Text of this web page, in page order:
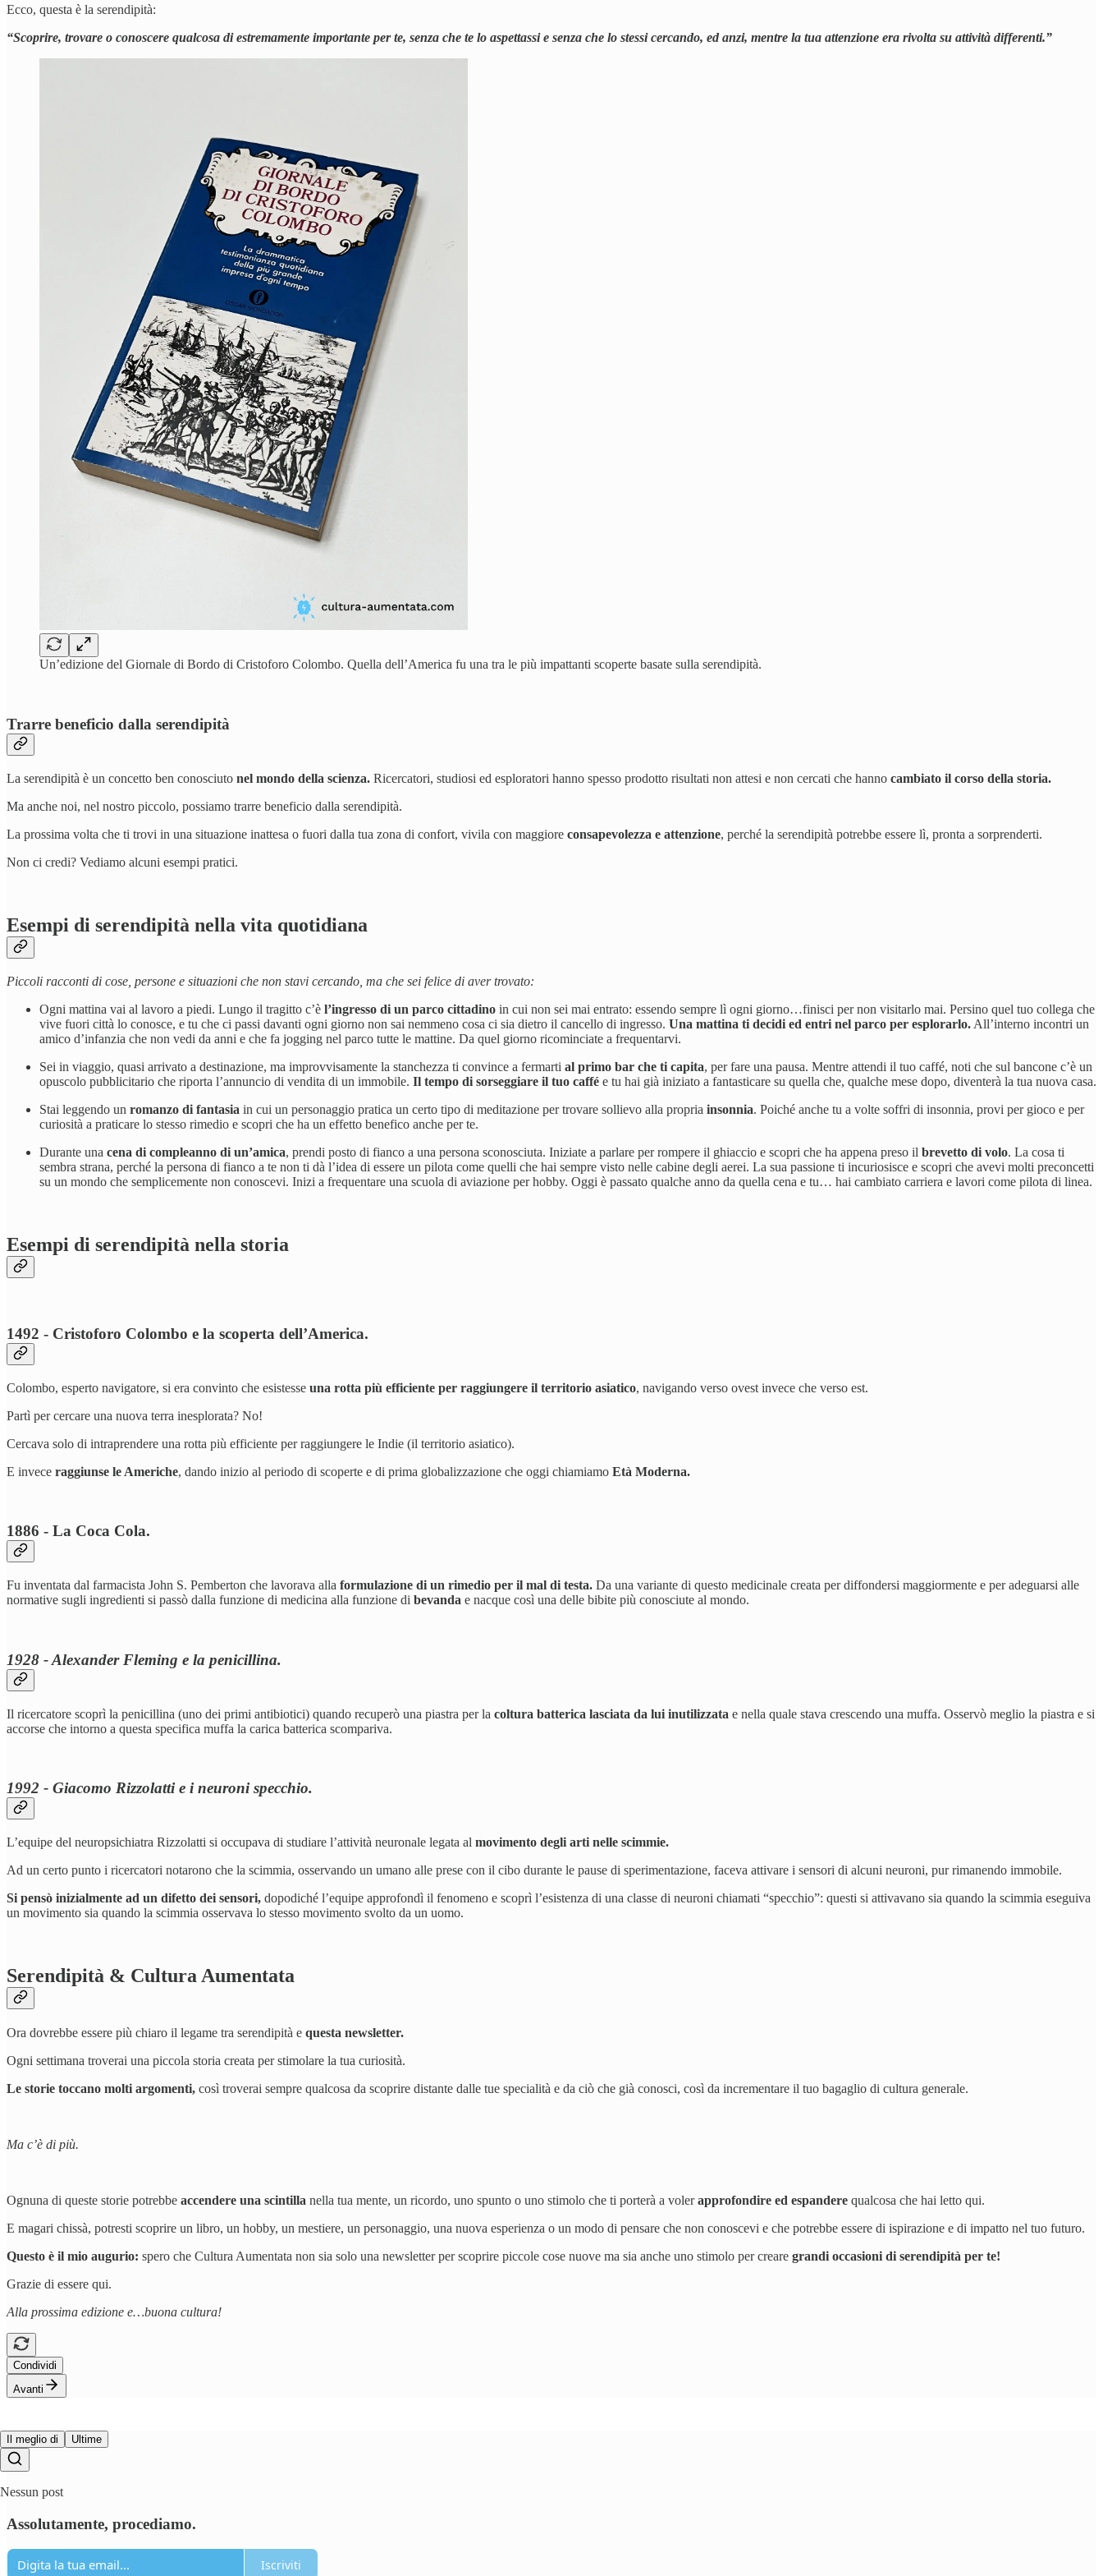
Ecco, questa è la serendipità:
“Scoprire, trovare o conoscere qualcosa di estremamente importante per te, senza che te lo aspettassi e senza che lo stessi cercando, ed anzi, mentre la tua attenzione era rivolta su attività differenti.”
Un’edizione del Giornale di Bordo di Cristoforo Colombo. Quella dell’America fu una tra le più impattanti scoperte basate sulla serendipità.
Trarre beneficio dalla serendipità
La serendipità è un concetto ben conosciuto nel mondo della scienza. Ricercatori, studiosi ed esploratori hanno spesso prodotto risultati non attesi e non cercati che hanno cambiato il corso della storia.
Ma anche noi, nel nostro piccolo, possiamo trarre beneficio dalla serendipità.
La prossima volta che ti trovi in una situazione inattesa o fuori dalla tua zona di confort, vivila con maggiore consapevolezza e attenzione, perché la serendipità potrebbe essere lì, pronta a sorprenderti.
Non ci credi? Vediamo alcuni esempi pratici.
Esempi di serendipità nella vita quotidiana
Piccoli racconti di cose, persone e situazioni che non stavi cercando, ma che sei felice di aver trovato:
Ogni mattina vai al lavoro a piedi. Lungo il tragitto c’è l’ingresso di un parco cittadino in cui non sei mai entrato: essendo sempre lì ogni giorno…finisci per non visitarlo mai. Persino quel tuo collega che
vive fuori città lo conosce, e tu che ci passi davanti ogni giorno non sai nemmeno cosa ci sia dietro il cancello di ingresso. Una mattina ti decidi ed entri nel parco per esplorarlo.All’interno incontri un
amico d’infanzia che non vedi da anni e che fa jogging nel parco tutte le mattine. Da quel giorno ricominciate a frequentarvi.
Sei in viaggio, quasi arrivato a destinazione, ma improvvisamente la stanchezza ti convince a fermarti al primo bar che ti capita, per fare una pausa. Mentre attendi il tuo caffé, noti che sul bancone c’è un
opuscolo pubblicitario che riporta l’annuncio di vendita di un immobile. Il tempo di sorseggiare il tuo caffé e tu hai già iniziato a fantasticare su quella che, qualche mese dopo, diventerà la tua nuova casa.
Stai leggendo un romanzo di fantasia in cui un personaggio pratica un certo tipo di meditazione per trovare sollievo alla propria insonnia. Poiché anche tu a volte soffri di insonnia, provi per gioco e per
curiosità a praticare lo stesso rimedio e scopri che ha un effetto benefico anche per te.
Durante una cena di compleanno di un’amica, prendi posto di fianco a una persona sconosciuta. Iniziate a parlare per rompere il ghiaccio e scopri che ha appena preso il brevetto di volo. La cosa ti
sembra strana, perché la persona di fianco a te non ti dà l’idea di essere un pilota come quelli che hai sempre visto nelle cabine degli aerei. La sua passione ti incuriosisce e scopri che avevi molti preconcetti
su un mondo che semplicemente non conoscevi. Inizi a frequentare una scuola di aviazione per hobby. Oggi è passato qualche anno da quella cena e tu… hai cambiato carriera e lavori come pilota di linea.
Esempi di serendipità nella storia
1492 - Cristoforo Colombo e la scoperta dell’America.
Colombo, esperto navigatore, si era convinto che esistesse una rotta più efficiente per raggiungere il territorio asiatico, navigando verso ovest invece che verso est.
Partì per cercare una nuova terra inesplorata? No!
Cercava solo di intraprendere una rotta più efficiente per raggiungere le Indie (il territorio asiatico).
E invece raggiunse le Americhe, dando inizio al periodo di scoperte e di prima globalizzazione che oggi chiamiamo Età Moderna.
1886 - La Coca Cola.
Fu inventata dal farmacista John S. Pemberton che lavorava alla formulazione di un rimedio per il mal di testa. Da una variante di questo medicinale creata per diffondersi maggiormente e per adeguarsi alle
normative sugli ingredienti si passò dalla funzione di medicina alla funzione di bevanda e nacque così una delle bibite più conosciute al mondo.
1928 - Alexander Fleming e la penicillina.
Il ricercatore scoprì la penicillina (uno dei primi antibiotici) quando recuperò una piastra per la coltura batterica lasciata da lui inutilizzata e nella quale stava crescendo una muffa. Osservò meglio la piastra e si
accorse che intorno a questa specifica muffa la carica batterica scompariva.
1992 - Giacomo Rizzolatti e i neuroni specchio.
L’equipe del neuropsichiatra Rizzolatti si occupava di studiare l’attività neuronale legata al movimento degli arti nelle scimmie.
Ad un certo punto i ricercatori notarono che la scimmia, osservando un umano alle prese con il cibo durante le pause di sperimentazione, faceva attivare i sensori di alcuni neuroni, pur rimanendo immobile.
Si pensò inizialmente ad un difetto dei sensori, dopodiché l’equipe approfondì il fenomeno e scoprì l’esistenza di una classe di neuroni chiamati “specchio”: questi si attivavano sia quando la scimmia eseguiva
un movimento sia quando la scimmia osservava lo stesso movimento svolto da un uomo.
Serendipità & Cultura Aumentata
Ora dovrebbe essere più chiaro il legame tra serendipità e questa newsletter.
Ogni settimana troverai una piccola storia creata per stimolare la tua curiosità.
Le storie toccano molti argomenti, così troverai sempre qualcosa da scoprire distante dalle tue specialità e da ciò che già conosci, così da incrementare il tuo bagaglio di cultura generale.
Ma c’è di più.
Ognuna di queste storie potrebbe accendere una scintilla nella tua mente, un ricordo, uno spunto o uno stimolo che ti porterà a volerapprofondire ed espandere qualcosa che hai letto qui.
E magari chissà, potresti scoprire un libro, un hobby, un mestiere, un personaggio, una nuova esperienza o un modo di pensare che non conoscevi e che potrebbe essere di ispirazione e di impatto nel tuo futuro.
Questo è il mio augurio: spero che Cultura Aumentata non sia solo una newsletter per scoprire piccole cose nuove ma sia anche uno stimolo per creare grandi occasioni di serendipità per te!
Grazie di essere qui.
Alla prossima edizione e…buona cultura!
Condividi
Avanti
Il meglio di Ultime
Nessun post
Assolutamente, procediamo.
Iscriviti